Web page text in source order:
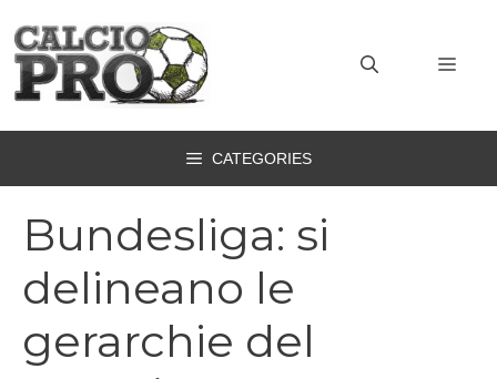
contenuto
CATEGORIES
Bundesliga: si
delineano le
gerarchie del